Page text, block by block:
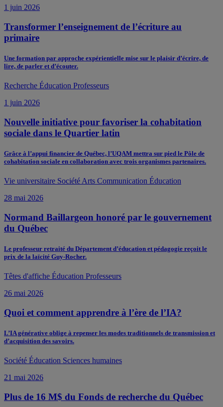
1 juin 2026
Transformer l’enseignement de l’écriture au
primaire
Une formation par approche expérientielle mise sur le plaisir d’écrire, de
lire, de parler et d’écouter.
Recherche Éducation Professeurs
1 juin 2026
Nouvelle initiative pour favoriser la cohabitation
sociale dans le Quartier latin
Grâce à l’appui financier de Québec, l’UQAM mettra sur pied le Pôle de
cohabitation sociale en collaboration avec trois organismes partenaires.
Vie universitaire Société Arts Communication Éducation
28 mai 2026
Normand Baillargeon honoré par le gouvernement
du Québec
Le professeur retraité du Département d’éducation et pédagogie reçoit le
prix de la laïcité Guy-Rocher.
Têtes d'affiche Éducation Professeurs
26 mai 2026
Quoi et comment apprendre à l’ère de l’IA?
L’IA générative oblige à repenser les modes traditionnels de transmission et
d’acquisition des savoirs.
Société Éducation Sciences humaines
21 mai 2026
Plus de 16 M$ du Fonds de recherche du Québec